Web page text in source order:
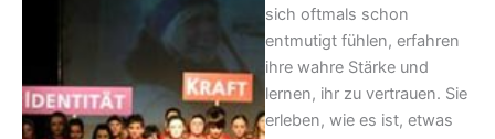
sich oftmals schon
entmutigt fühlen, erfahren
ihre wahre Stärke und
lernen, ihr zu vertrauen. Sie
erleben, wie es ist, etwas